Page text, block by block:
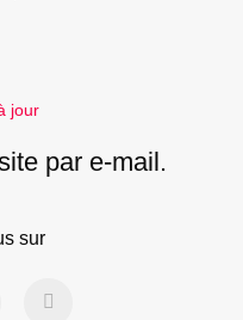
jour
par e-mail.
sur